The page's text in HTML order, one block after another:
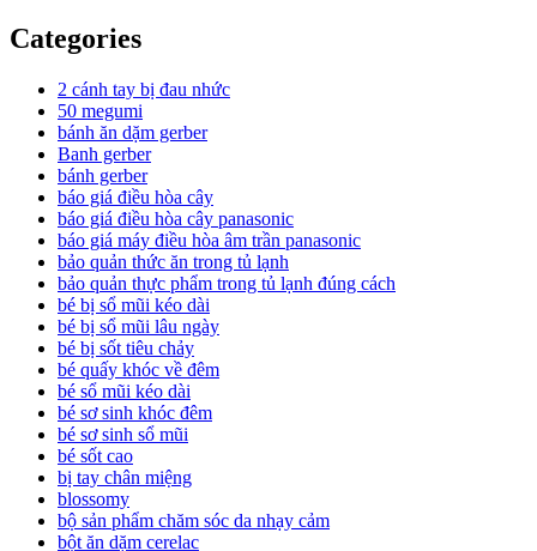
Categories
2 cánh tay bị đau nhức
50 megumi
bánh ăn dặm gerber
Banh gerber
bánh gerber
báo giá điều hòa cây
báo giá điều hòa cây panasonic
báo giá máy điều hòa âm trần panasonic
bảo quản thức ăn trong tủ lạnh
bảo quản thực phẩm trong tủ lạnh đúng cách
bé bị sổ mũi kéo dài
bé bị sổ mũi lâu ngày
bé bị sốt tiêu chảy
bé quấy khóc về đêm
bé sổ mũi kéo dài
bé sơ sinh khóc đêm
bé sơ sinh sổ mũi
bé sốt cao
bị tay chân miệng
blossomy
bộ sản phẩm chăm sóc da nhạy cảm
bột ăn dặm cerelac